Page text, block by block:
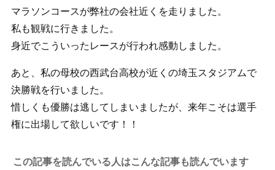
マラソンコースが弊社の会社近くを走りました。
私も観戦に行きました。
身近でこういったレースが行われ感動しました。
あと、私の母校の西武台高校が近くの埼玉スタジアムで
決勝戦を行いました。
惜しくも優勝は逃してしまいましたが、来年こそは選手
権に出場して欲しいです！！
この記事を読んでいる人はこんな記事も読んでいます